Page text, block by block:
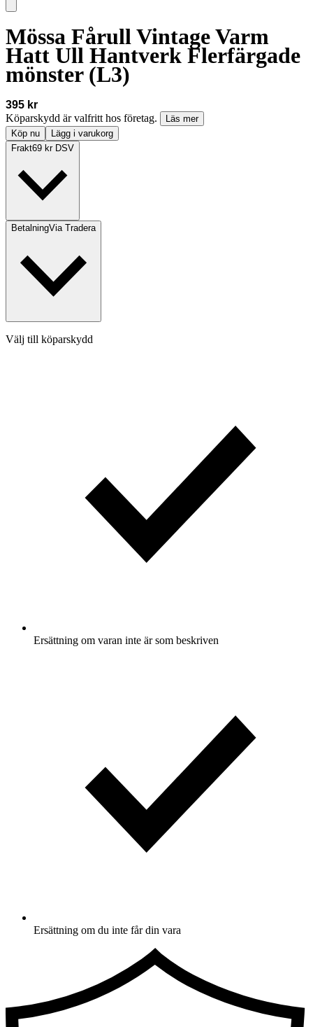
Mössa Fårull Vintage Varm
Hatt Ull Hantverk Flerfärgade
mönster (L3)
395 kr
Köparskydd är valfritt hos företag.
Läs mer
Köp nu
Lägg i varukorg
Frakt69 kr DSV
BetalningVia Tradera
Välj till köparskydd
Ersättning om varan inte är som beskriven
Ersättning om du inte får din vara